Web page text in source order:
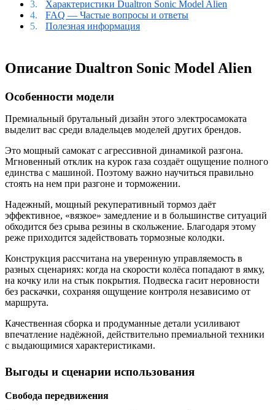
Характеристики Dualtron Sonic Model Alien
FAQ — Частые вопросы и ответы
Полезная информация
Описание Dualtron Sonic Model Alien
Особенности модели
Премиальный брутальный дизайн этого электросамоката
выделит вас среди владельцев моделей других брендов.
Это мощный самокат с агрессивной динамикой разгона.
Мгновенный отклик на курок газа создаёт ощущение полного
единства с машиной. Поэтому важно научиться правильно
стоять на нем при разгоне и торможении.
Надежный, мощный рекуперативный тормоз даёт
эффективное, «вязкое» замедление и в большинстве ситуаций
обходится без срыва резины в скольжение. Благодаря этому
реже приходится задействовать тормозные колодки.
Конструкция рассчитана на уверенную управляемость в
разных сценариях: когда на скорости колёса попадают в ямку,
на кочку или на стык покрытия. Подвеска гасит неровности
без раскачки, сохраняя ощущение контроля независимо от
маршрута.
Качественная сборка и продуманные детали усиливают
впечатление надёжной, действительно премиальной техники
с выдающимися характеристиками.
Выгоды и сценарии использования
Свобода передвижения